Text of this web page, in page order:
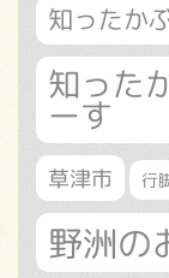
知ったか
知った
ーす
草津市 行
野洲の